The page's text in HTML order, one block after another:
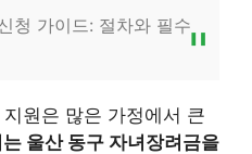
청 가이드: 절차와 필수
원은 많은 가정에서 큰
울산 동구 자녀장려금을